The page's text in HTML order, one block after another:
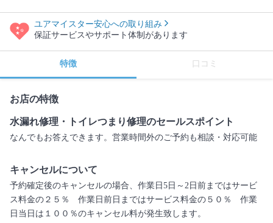
ユアマイスター安心への取り組み
保証サービスやサポート体制があります
特徴 口コミ
お店の特徴
水漏れ修理・トイレつまり修理のセールスポイント
なんでもお答えできます。営業時間外のご予約も相談・対応可能
キャンセルについて
予約確定後のキャンセルの場合、作業日5日～2日前まではサービ
ス料金の２５％ 作業日前日まではサービス料金の５０％ 作業
日当日は１００％のキャンセル料が発生致します。